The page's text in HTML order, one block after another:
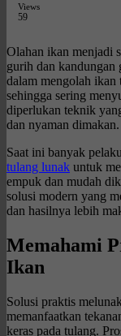
Views
59
Olahan ikan menjadi
gurih dan kandungan
dalam mengolah ikan
sehingga sering
diperlukan teknik
dan nyaman dimakan.
Saat ini banyak
tulang lunak untuk
empuk dan mudah
solusi modern yang
dan hasilnya lebih
Memahami
Ikan
Solusi praktis
memanfaatkan
keras pada tulang.